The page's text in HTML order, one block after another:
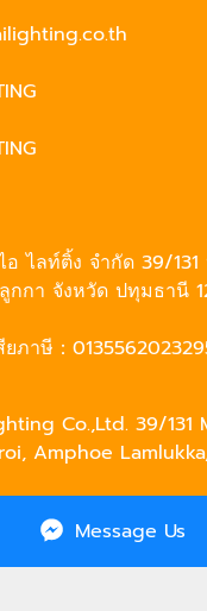
Message Us
อ ไลท์ติ้ง จำกัด 39/
กกา จังหวัด ปทุมธานี
ยภาษี：
Co.,Ltd. 39/131
Amphoe